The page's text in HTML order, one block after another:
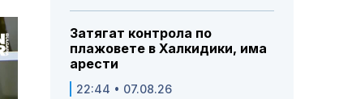
Затягат контрола по
плажовете в Халкидики, има
арести
22:44 • 07.08.26